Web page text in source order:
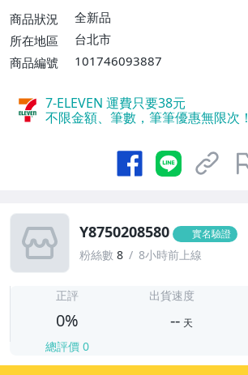
商品狀況
全新品
所在地區
台北市
商品編號
101746093887
7-ELEVEN 運費只要38元
不限金額、筆數，筆筆優惠無限次！
Y8750208580 實名驗證
粉絲數 8 8小時前上線
正評
0%
總評價 0
出貨速度
-- 天